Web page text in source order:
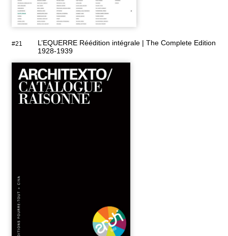
#21
L’EQUERRE Réédition intégrale | The Complete Edition
1928-1939